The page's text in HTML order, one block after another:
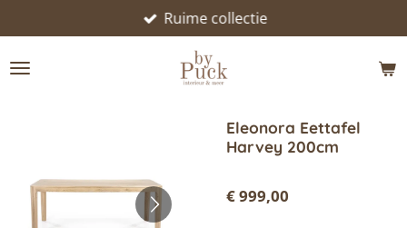
direct
naar
Ruime collectie
Eleonora Eettafel
Harvey 200cm
€ 999,00